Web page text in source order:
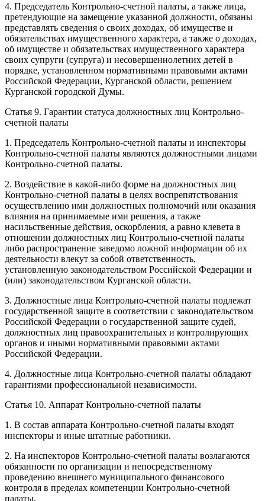
4. Председатель Контрольно-счетной палаты, а также лица,
претендующие на замещение указанной должности, обязаны
представлять сведения о своих доходах, об имуществе и
обязательствах имущественного характера, а также о доходах,
об имуществе и обязательствах имущественного характера
своих супруги (супруга) и несовершеннолетних детей в
порядке, установленном нормативными правовыми актами
Российской Федерации, Курганской области, решением
Курганской городской Думы.
Статья 9. Гарантии статуса должностных лиц Контрольно-
счетной палаты
1. Председатель Контрольно-счетной палаты и инспекторы
Контрольно-счетной палаты являются должностными лицами
Контрольно-счетной палаты.
2. Воздействие в какой-либо форме на должностных лиц
Контрольно-счетной палаты в целях воспрепятствования
осуществлению ими должностных полномочий или оказания
влияния на принимаемые ими решения, а также
насильственные действия, оскорбления, а равно клевета в
отношении должностных лиц Контрольно-счетной палаты
либо распространение заведомо ложной информации об их
деятельности влекут за собой ответственность,
установленную законодательством Российской Федерации и
(или) законодательством Курганской области.
3. Должностные лица Контрольно-счетной палаты подлежат
государственной защите в соответствии с законодательством
Российской Федерации о государственной защите судей,
должностных лиц правоохранительных и контролирующих
органов и иными нормативными правовыми актами
Российской Федерации.
4. Должностные лица Контрольно-счетной палаты обладают
гарантиями профессиональной независимости.
Статья 10. Аппарат Контрольно-счетной палаты
1. В состав аппарата Контрольно-счетной палаты входят
инспекторы и иные штатные работники.
2. На инспекторов Контрольно-счетной палаты возлагаются
обязанности по организации и непосредственному
проведению внешнего муниципального финансового
контроля в пределах компетенции Контрольно-счетной
палаты.